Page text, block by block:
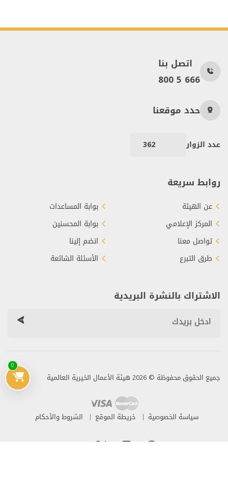
0
اتصل بنا
800 5 666
حدد موقعنا
عدد الزوار 362
روابط سريعة
عن الهيئة
المركز الإعلامي
تواصل معنا
طرق التبرع
بوابة المساعدات
بوابة المحسنين
انضم إلينا
الأسئلة الشائعة
الاشتراك بالنشرة البريدية
جميع الحقوق محفوظة © 2026 هيئة الأعمال الخيرية العالمية
سياسة الخصوصية خريطة الموقع الشروط والأحكام